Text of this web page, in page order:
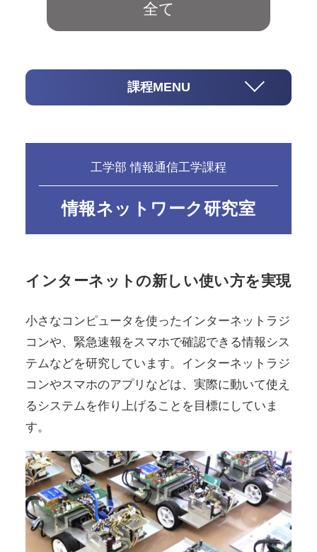
全て
課程MENU
工学部 情報通信工学課程
情報ネットワーク研究室
インターネットの新しい使い方を実現
小さなコンピュータを使ったインターネットラジ
コンや、緊急速報をスマホで確認できる情報シス
テムなどを研究しています。インターネットラジ
コンやスマホのアプリなどは、実際に動いて使え
るシステムを作り上げることを目標にしていま
す。